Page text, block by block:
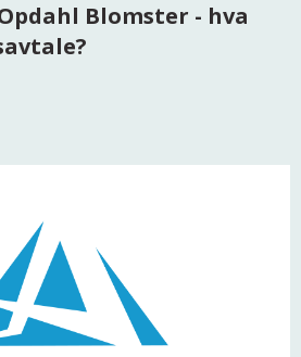
Blomster - hva